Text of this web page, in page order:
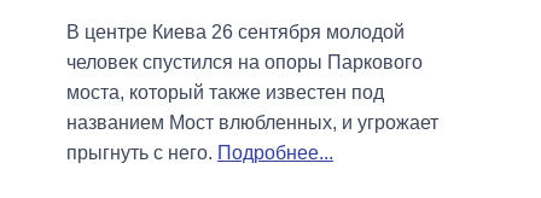
В центре Киева 26 сентября молодой
человек спустился на опоры Паркового
моста, который также известен под
названием Мост влюбленных, и угрожает
прыгнуть с него. Подробнее...